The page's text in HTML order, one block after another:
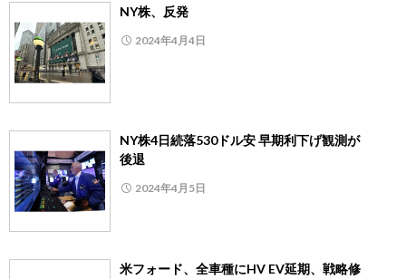
NY株、反発
2024年4月4日
NY株4日続落530ドル安 早期利下げ観測が
後退
2024年4月5日
米フォード、全車種にHV EV延期、戦略修